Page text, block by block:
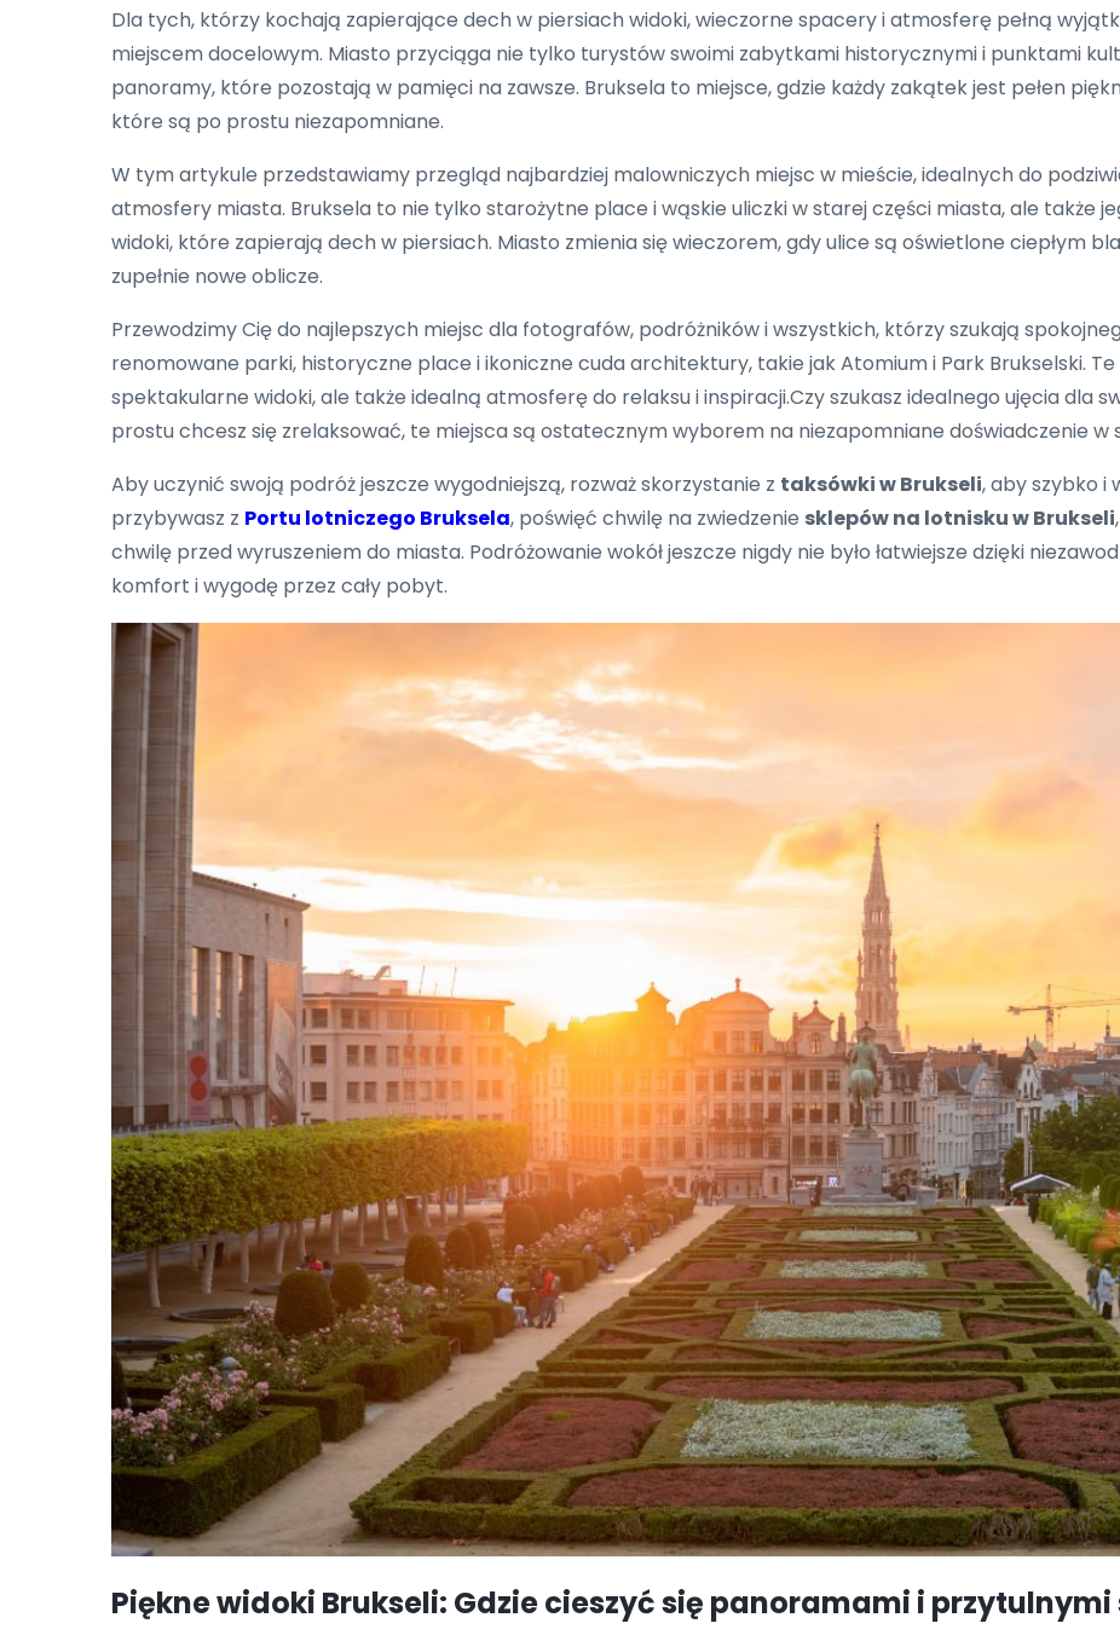
Dla tych, którzy kochają zapierające dech w piersiach widoki, wieczorne spacery i atmosferę pełną
miejscem docelowym. Miasto przyciąga nie tylko turystów swoimi zabytkami historycznymi i punktami
panoramy, które pozostają w pamięci na zawsze. Bruksela to miejsce, gdzie każdy zakątek jest pełen
które są po prostu niezapomniane.
W tym artykule przedstawiamy przegląd najbardziej malowniczych miejsc w mieście, idealnych do
atmosfery miasta. Bruksela to nie tylko starożytne place i wąskie uliczki w starej części miasta, ale także
widoki, które zapierają dech w piersiach. Miasto zmienia się wieczorem, gdy ulice są oświetlone ciepłym
zupełnie nowe oblicze.
Przewodzimy Cię do najlepszych miejsc dla fotografów, podróżników i wszystkich, którzy szukają
renomowane parki, historyczne place i ikoniczne cuda architektury, takie jak Atomium i Park Brukselski.
spektakularne widoki, ale także idealną atmosferę do relaksu i inspiracji.Czy szukasz idealnego ujęcia dla
prostu chcesz się zrelaksować, te miejsca są ostatecznym wyborem na niezapomniane doświadczenie w
Aby uczynić swoją podróż jeszcze wygodniejszą, rozważ skorzystanie z taksówki w Brukseli, aby szybko i
przybywasz z Portu lotniczego Bruksela, poświęć chwilę na zwiedzenie sklepów na lotnisku w Brukseli
chwilę przed wyruszeniem do miasta. Podróżowanie wokół jeszcze nigdy nie było łatwiejsze dzięki
komfort i wygodę przez cały pobyt.
Piękne widoki Brukseli: Gdzie cieszyć się panoramami i